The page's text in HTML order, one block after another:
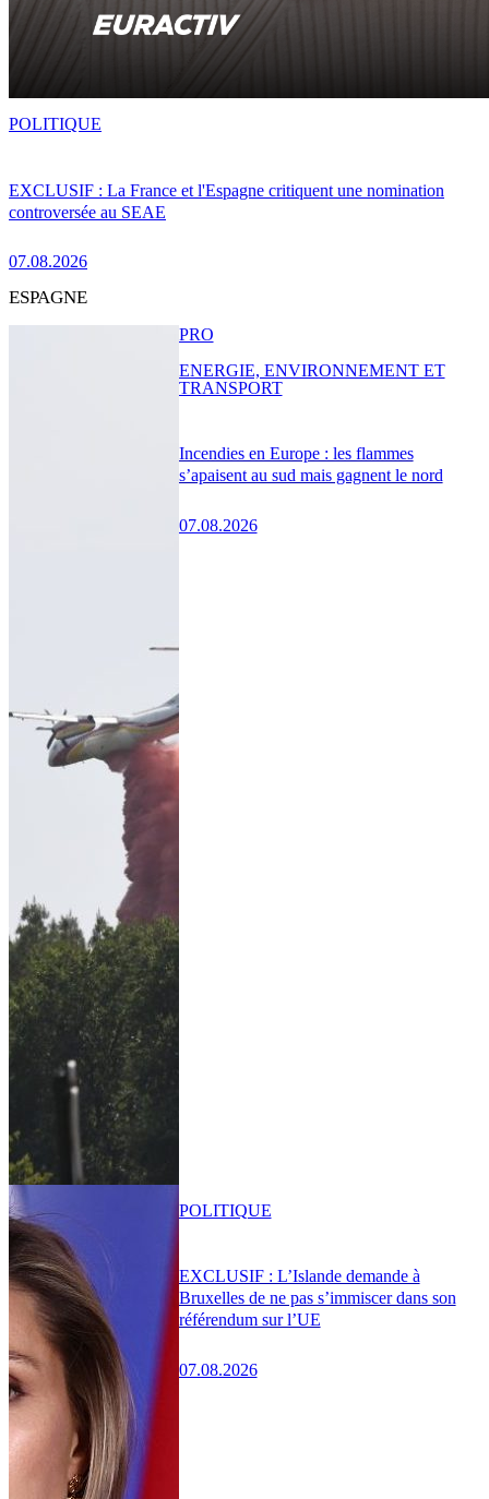
EXCLUSIF : La France et l'Espagne critiquent une nomination
controversée au SEAE
07.08.2026
POLITIQUE
ESPAGNE
Incendies en Europe : les flammes
s’apaisent au sud mais gagnent le nord
07.08.2026
PRO
ENERGIE, ENVIRONNEMENT ET
TRANSPORT
EXCLUSIF : L’Islande demande à
Bruxelles de ne pas s’immiscer dans son
référendum sur l’UE
07.08.2026
POLITIQUE